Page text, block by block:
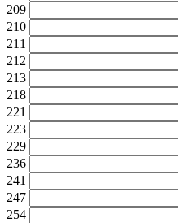
209
210
211
212
213
218
221
223
229
236
241
247
254